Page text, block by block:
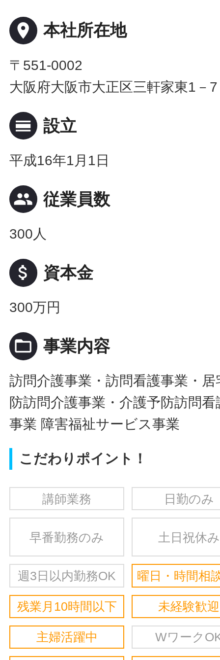
place 本社所在地
〒551-0002
大阪府大阪市大正区三軒家東1－
calendar_view_day 設立
平成16年1月1日
people 従業員数
300人
attach_money 資本金
300万円
folder_open 事業内容
訪問介護事業・訪問看護事業・
防訪問介護事業・介護予防訪問
事業 障害福祉サービス事業
こだわりポイント！
講師業務 日勤のみ
早番勤務のみ 土日祝休み
週3日以内勤務OK 曜日・時間相
残業月10時間以下 未経験歓迎
主婦活躍中 Wワーク